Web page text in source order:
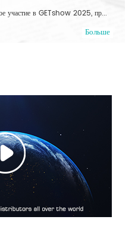
участие в GETshow 2025, пр...
Больше